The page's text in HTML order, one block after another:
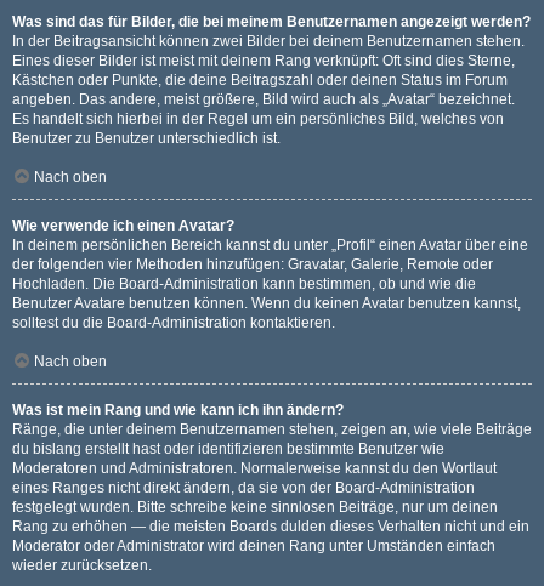
Was sind das für Bilder, die bei meinem Benutzernamen angezeigt werden?
In der Beitragsansicht können zwei Bilder bei deinem Benutzernamen stehen.
Eines dieser Bilder ist meist mit deinem Rang verknüpft: Oft sind dies Sterne,
Kästchen oder Punkte, die deine Beitragszahl oder deinen Status im Forum
angeben. Das andere, meist größere, Bild wird auch als „Avatar“ bezeichnet.
Es handelt sich hierbei in der Regel um ein persönliches Bild, welches von
Benutzer zu Benutzer unterschiedlich ist.
Nach oben
Wie verwende ich einen Avatar?
In deinem persönlichen Bereich kannst du unter „Profil“ einen Avatar über eine
der folgenden vier Methoden hinzufügen: Gravatar, Galerie, Remote oder
Hochladen. Die Board-Administration kann bestimmen, ob und wie die
Benutzer Avatare benutzen können. Wenn du keinen Avatar benutzen kannst,
solltest du die Board-Administration kontaktieren.
Nach oben
Was ist mein Rang und wie kann ich ihn ändern?
Ränge, die unter deinem Benutzernamen stehen, zeigen an, wie viele Beiträge
du bislang erstellt hast oder identifizieren bestimmte Benutzer wie
Moderatoren und Administratoren. Normalerweise kannst du den Wortlaut
eines Ranges nicht direkt ändern, da sie von der Board-Administration
festgelegt wurden. Bitte schreibe keine sinnlosen Beiträge, nur um deinen
Rang zu erhöhen — die meisten Boards dulden dieses Verhalten nicht und ein
Moderator oder Administrator wird deinen Rang unter Umständen einfach
wieder zurücksetzen.